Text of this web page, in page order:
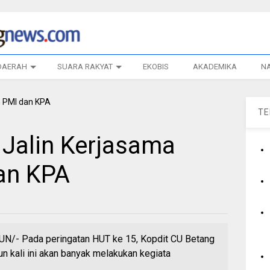
SUARA RAKYAT EKOBIS AKADEMIKA
Kerjasama
KPA
Pada peringatan HUT ke 15, Kopdit CU Betang
kali ini akan banyak melakukan kegiata